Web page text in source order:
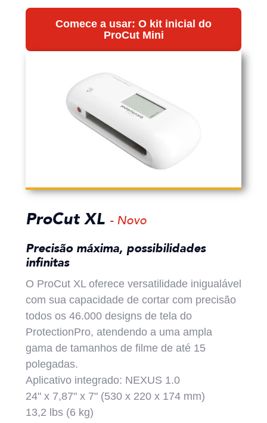
Comece a usar: O kit inicial do
ProCut Mini
ProCut XL - Novo
Precisão máxima, possibilidades
infinitas
O ProCut XL oferece versatilidade inigualável
com sua capacidade de cortar com precisão
todos os 46.000 designs de tela do
ProtectionPro, atendendo a uma ampla
gama de tamanhos de filme de até 15
polegadas.
Aplicativo integrado: NEXUS 1.0
24" x 7,87" x 7" (530 x 220 x 174 mm)
13,2 lbs (6 kg)